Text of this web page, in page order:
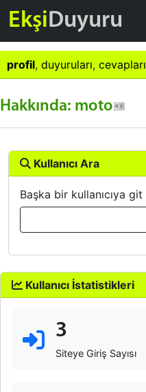
EkşiDuyuru
profil, duyuruları, cevapları
Hakkında: moto
Kullanıcı Ara
Başka bir kullanıcıya git
Kullanıcı İstatistikleri
3
Siteye Giriş Sayısı